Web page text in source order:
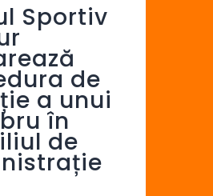
Sportiv
de
a unui
în
de